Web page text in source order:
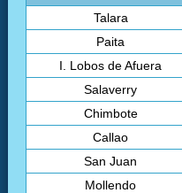
Talara
Paita
I. Lobos de Afuera
Salaverry
Chimbote
Callao
San Juan
Mollendo